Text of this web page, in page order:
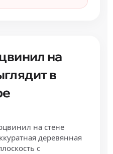
на
в
на стене
деревянная
с